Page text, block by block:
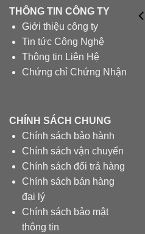
THÔNG TIN CÔNG TY
Giới thiệu công ty
Tin tức Công Nghệ
Thông tin Liên Hệ
Chứng chỉ Chứng Nhận
CHÍNH SÁCH CHUNG
Chính sách bảo hành
Chính sách vận chuyển
Chính sách đổi trả hàng
Chính sách bán hàng
đại lý
Chính sách bảo mật
thông tin